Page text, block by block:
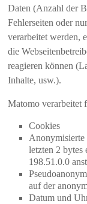
Daten (Anzahl der
Fehlerseiten oder
verarbeitet werden,
die
reagieren können
Inhalte, usw.).
Matomo verarbeitet
Cookies
Anonymisierte
letzten 2 bytes
198.51.0.0
auf der
Datum und